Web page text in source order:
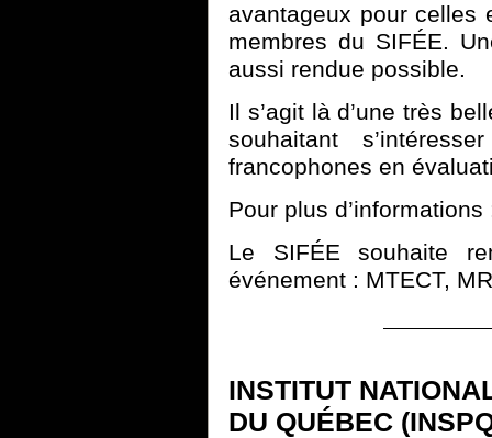
avantageux pour celles
membres du SIFÉE.
aussi rendue possible.
Il s’agit là d’une très
souhaitant
francophones en
Pour plus
Le SIFÉE souhaite
événement : MTECT,
INSTITUT
DU QUÉBEC